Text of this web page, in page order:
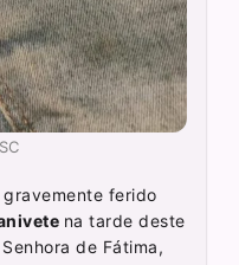
ferido
na tarde deste
de Fátima,